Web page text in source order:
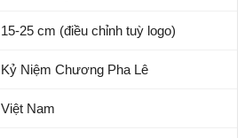
15-25 cm (điều chỉnh tuỳ logo)
Kỷ Niệm Chương Pha Lê
Việt Nam